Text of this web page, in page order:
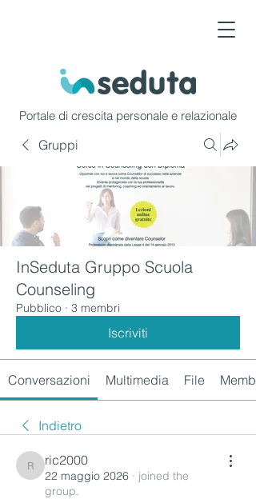
Portale di crescita personale e relazionale
Gruppi
InSeduta Gruppo Scuola
Counseling
Pubblico · 3 membri
Iscriviti
Conversazioni Multimedia File Membri
Indietro
ric2000
ric2000
22 maggio 2026 · joined the
group.